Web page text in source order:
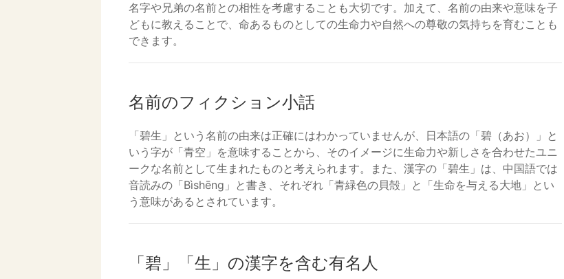
名字や兄弟の名前との相性を考慮することも大切です。加えて、名前の由来や意味を子
どもに教えることで、命あるものとしての生命力や自然への尊敬の気持ちを育むことも
できます。
名前のフィクション小話
「碧生」という名前の由来は正確にはわかっていませんが、日本語の「碧（あお）」と
いう字が「青空」を意味することから、そのイメージに生命力や新しさを合わせたユニ
ークな名前として生まれたものと考えられます。また、漢字の「碧生」は、中国語では
音読みの「Bìshēng」と書き、それぞれ「青緑色の貝殻」と「生命を与える大地」とい
う意味があるとされています。
「碧」「生」の漢字を含む有名人